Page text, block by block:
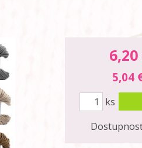
6,20
5,04
ks